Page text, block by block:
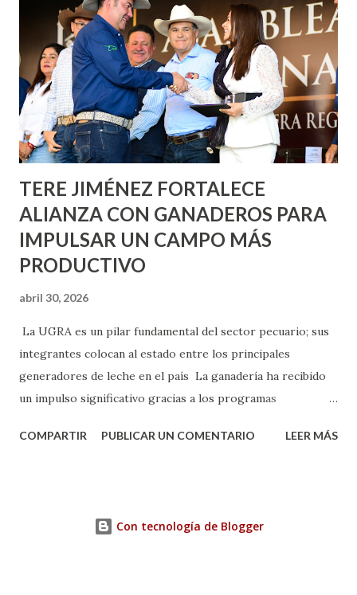
metros cuadrados de pintura, para dar inicio en la calle
Nieto, entre Jesús F. Elizondo y la calle 22 de Octubre, con
lo que se aplicará pintura en 66 casas. Posteriormente se
llevará este programa a Villas de Nuestra Señora de la
Asunción, Avenida Alameda y Decreto 27 de Septiembre, en
los edificios FOVISSSTE Ojo de Agua, en la comunidad
Norias de Paso Hondo y en los edificios de...
TERE JIMÉNEZ FORTALECE
ALIANZA CON GANADEROS PARA
IMPULSAR UN CAMPO MÁS
PRODUCTIVO
abril 30, 2026
La UGRA es un pilar fundamental del sector pecuario; sus
integrantes colocan al estado entre los principales
generadores de leche en el país La ganadería ha recibido
un impulso significativo gracias a los programas
muestra de su respaldo firme y decidido al campo, la
compromiso de trabajar de la mano con los productores
COMPARTIR PUBLICAR UN COMENTARIO LEER MÁS
Con tecnología de Blogger